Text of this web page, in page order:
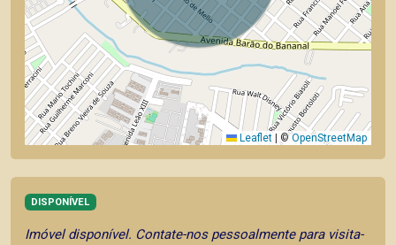
Leaflet © OpenStreetMap
DISPONÍVEL
Imóvel disponível. Contate-nos pessoalmente para visita-